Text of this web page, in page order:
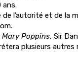
ans.
l’autorité et de la
Mary Poppins, Sir
plusieurs autres